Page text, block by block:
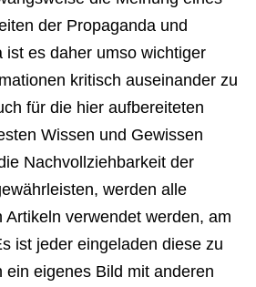
der Propaganda und
ist es daher umso wichtiger
kritisch auseinander zu
für die hier aufbereiteten
Wissen und Gewissen
Nachvollziehbarkeit der
werden alle
Artikeln verwendet werden, am
ist jeder eingeladen diese zu
ein eigenes Bild mit anderen